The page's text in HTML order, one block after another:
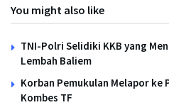
You might also like
TNI-Polri Selidiki KKB yang
Lembah Baliem
Korban Pemukulan Melapor ke
Kombes TF